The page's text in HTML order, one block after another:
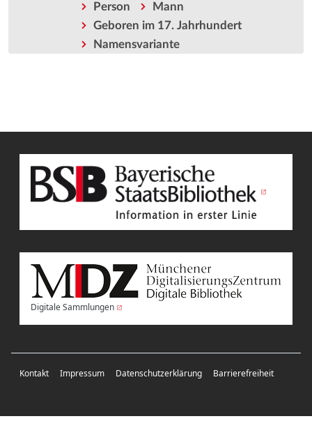
Person
Mann
Geboren im 17. Jahrhundert
Namensvariante
Digitale Sammlungen
Kontakt Impressum Datenschutzerklärung Barrierefreiheit